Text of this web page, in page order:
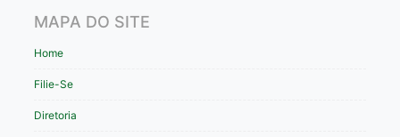
MAPA DO SITE
Home
Filie-Se
Diretoria